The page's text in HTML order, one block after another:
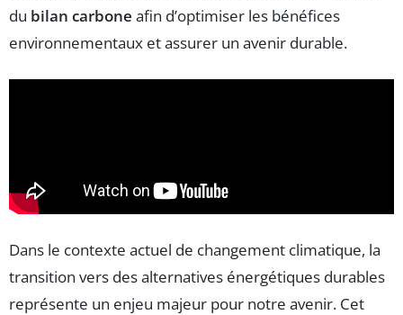
du bilan carbone afin d’optimiser les bénéfices
environnementaux et assurer un avenir durable.
Dans le contexte actuel de changement climatique, la
transition vers des alternatives énergétiques durables
représente un enjeu majeur pour notre avenir. Cet